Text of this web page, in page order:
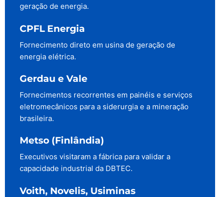
geração de energia.
CPFL Energia
Fornecimento direto em usina de geração de
energia elétrica.
Gerdau e Vale
Fornecimentos recorrentes em painéis e serviços
eletromecânicos para a siderurgia e a mineração
brasileira.
Metso (Finlândia)
Executivos visitaram a fábrica para validar a
capacidade industrial da DBTEC.
Voith, Novelis, Usiminas